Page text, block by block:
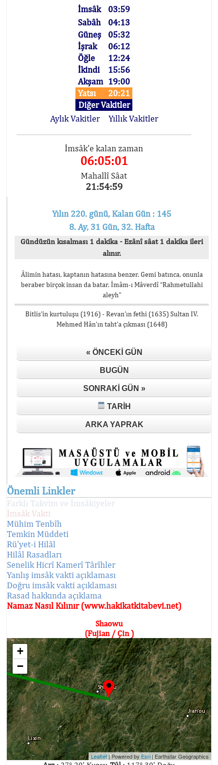
İmsâk
03:59
Sabâh
04:13
Güneş
05:32
İşrak
06:12
Öğle
12:24
İkindi
15:56
Akşam 19:00
Yatsı
20:21
Diğer Vakitler
Aylık Vakitler
Yıllık Vakitler
İmsâk'e kalan zaman
06:05:01
Mahallî Sâat
21:54:59
Yılın 220. günü, Kalan Gün : 145
8. Ay, 31 Gün, 32. Hafta
Gündüzün kısalması 1 dakika - Ezânî sâat 1 dakika ileri
alınır.
Âlimin hatası, kaptanın hatasına benzer. Gemi batınca, onunla
beraber birçok insan da batar. İmâm-ı Mâverdî “Rahmetullahi
aleyh”
Bitlis’in kurtuluşu (1916) - Revan’ın fethi (1635) Sultan IV.
Mehmed Hân’ın taht’a çıkması (1648)
« ÖNCEKI GÜN
BUGÜN
SONRAKI GÜN »
TARIH
ARKA YAPRAK
Önemli Linkler
Farklı Takvim ve İmsâkiyeler
İmsâk Vakti
Mühim Tenbîh
Temkin Müddeti
Rü'yet-i Hilâl
Hilâl Rasadları
Senelik Hicrî Kamerî Târîhler
Yanlış imsâk vakti açıklaması
Doğru imsâk vakti açıklaması
Rasad hakkında açıklama
Namaz Nasıl Kılınır (www.hakikatkitabevi.net)
Shaowu
(Fujian / Çin )
+
−
Leaflet | Powered by Esri |Earthstar Geographics